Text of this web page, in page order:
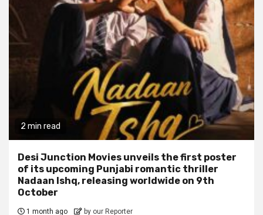
2 min read
Desi Junction Movies unveils the first poster
of its upcoming Punjabi romantic thriller
Nadaan Ishq, releasing worldwide on 9th
October
1 month ago by our Reporter